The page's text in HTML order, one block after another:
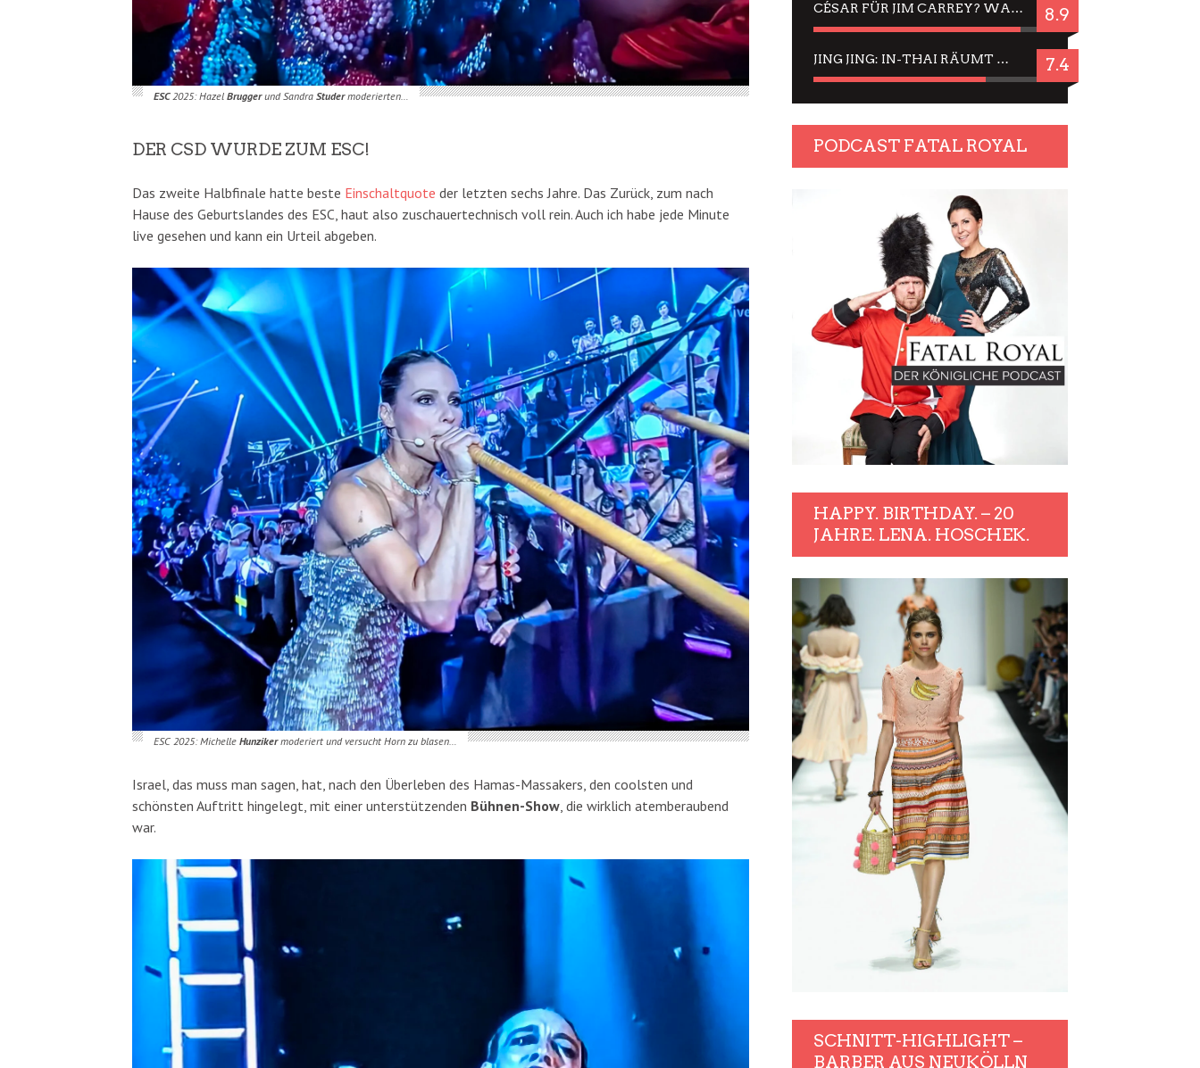
ESC2025: Hazel Bruggerund Sandra Studermoderierten…
DER CSD WURDE ZUM ESC!
Das zweite Halbfinale hatte beste Einschaltquote der letzten sechs Jahre. Das Zurück, zum nach
Hause des Geburtslandes des ESC, haut also zuschauertechnisch voll rein. Auch ich habe jede Minute
live gesehen und kann ein Urteil abgeben.
ESC 2025: Michelle Hunzikermoderiert und versucht Horn zu blasen…
Israel, das muss man sagen, hat, nach den Überleben des Hamas-Massakers, den coolsten und
schönsten Auftritt hingelegt, mit einer unterstützenden Bühnen-Show , die wirklich atemberaubend
war.
CÉSAR FÜR JIM CARREY? WARUM DAS EINER DER NERVIGSTEN ACTORS IST UND BLEIBT 8.9
JING JING: IN-THAI RÄUMT WIEDER TITEL AB – EIN ZWEI-STUNDEN-ERLEBNISBERICHT 7.4
PODCAST FATAL ROYAL
HAPPY. BIRTHDAY. – 20
JAHRE. LENA. HOSCHEK.
SCHNITT-HIGHLIGHT –
BARBER AUS NEUKÖLLN